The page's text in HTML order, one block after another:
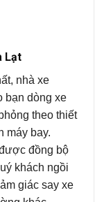
Lạt
nhà xe
bạn dòng xe
theo thiết
máy bay.
đồng bộ
khách ngồi
giác say xe